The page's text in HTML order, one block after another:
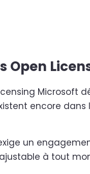
Open
Microsoft
encore dans
un
à tout